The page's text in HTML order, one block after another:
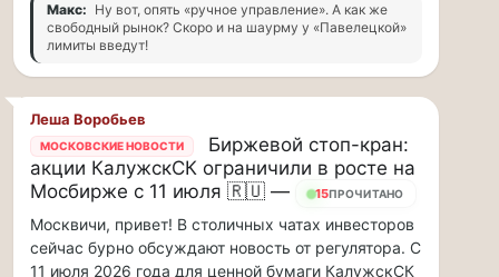
ВСК
производителю
упаковки
88
млн
рублей
в…
ВСК
Макс: Ну вот, опять «ручное управление». А как же
свободный рынок? Скоро и на шаурму у «Павелецкой»
лимиты введут!
Леша Воробьев
МОСКОВСКИЕ НОВОСТИ
Биржевой стоп-кран:
акции КалужскСК ограничили в росте на
Мосбирже с 11 июля 🇷🇺 —
15ПРОЧИТАНО
Москвичи, привет! В столичных чатах инвесторов
сейчас бурно обсуждают новость от регулятора. С
11 июля 2026 года для ценной бумаги КалужскСК